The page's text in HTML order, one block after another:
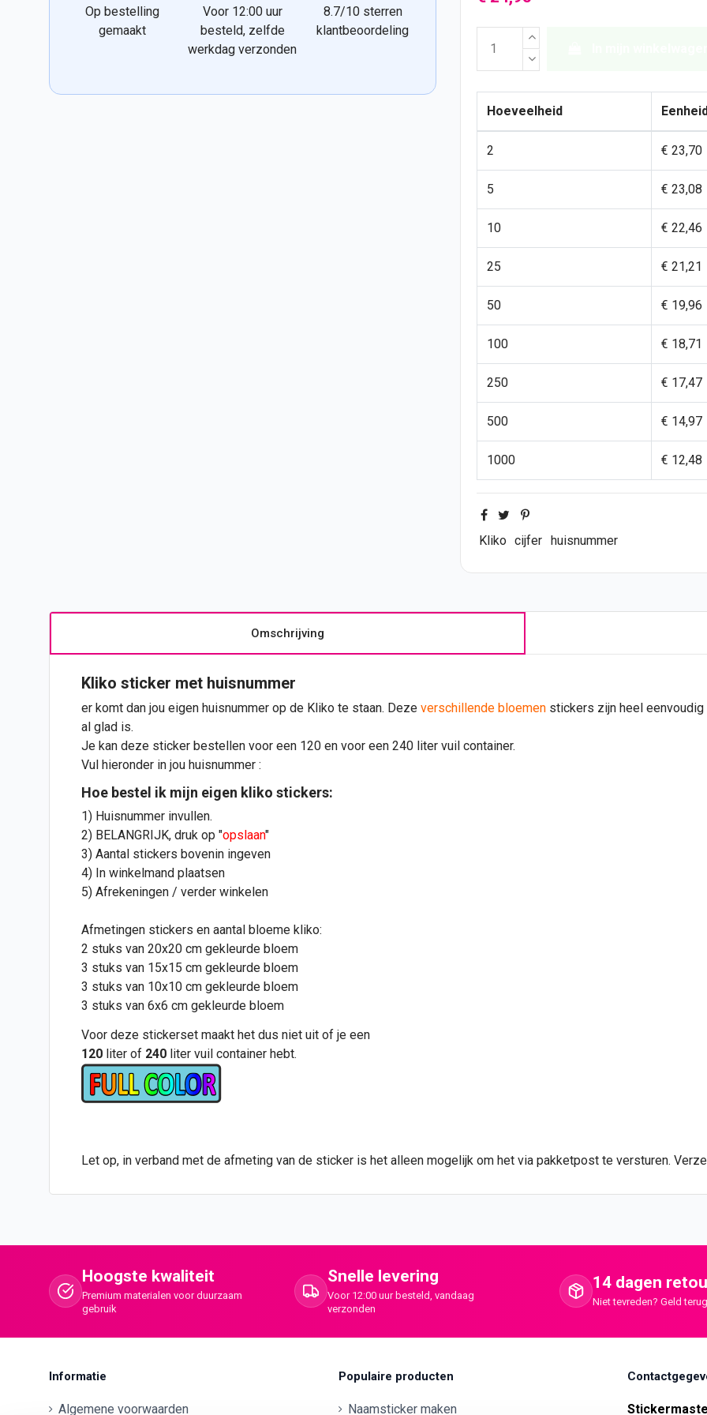
Op bestelling
gemaakt
Voor 12:00 uur
besteld, zelfde
werkdag verzonden
8.7/10 sterren
klantbeoordeling
Hoeveelheid
2 € 23,70
5 € 23,08
10 € 22,46
25 € 21,21
50 € 19,96
100 € 18,71
250 € 17,47
500 € 14,97
1000 € 12,48
Kliko cijfer huisnummer
Omschrijving
Kliko sticker met huisnummer
er komt dan jou eigen huisnummer op de Kliko te staan. Deze verschillende bloemen stickers zijn heel
al glad is.
Je kan deze sticker bestellen voor een 120 en voor een 240 liter vuil container.
Vul hieronder in jou huisnummer :
Hoe bestel ik mijn eigen kliko stickers:
1) Huisnummer invullen.
2) BELANGRIJK, druk op "opslaan"
3) Aantal stickers bovenin ingeven
4) In winkelmand plaatsen
5) Afrekeningen / verder winkelen
Afmetingen stickers en aantal bloeme kliko:
2 stuks van 20x20 cm gekleurde bloem
3 stuks van 15x15 cm gekleurde bloem
3 stuks van 10x10 cm gekleurde bloem
3 stuks van 6x6 cm gekleurde bloem
Voor deze stickerset maakt het dus niet uit of je een
120 liter of 240 liter vuil container hebt.
Let op, in verband met de afmeting van de sticker is het alleen mogelijk om het via pakketpost te versturen.
Hoogste kwaliteit
Premium materialen voor duurzaam
gebruik
Snelle levering
Voor 12:00 uur besteld, vandaag
verzonden
14 dagen
Niet tevreden? Geld
Informatie
Algemene voorwaarden
Populaire producten
Naamsticker maken